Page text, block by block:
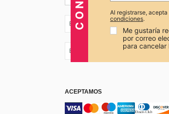
EC + 593
EC + 593
ACEPTAMOS
Al registrarse, acepta
condiciones.
Me gustaría
por correo
para cancelar